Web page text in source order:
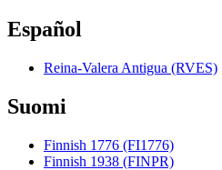
Español
Reina-Valera Antigua (RVES)
Suomi
Finnish 1776 (FI1776)
Finnish 1938 (FINPR)